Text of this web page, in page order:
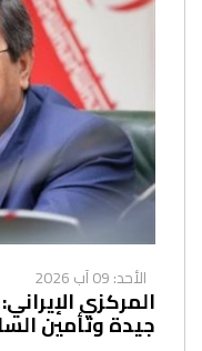
الأحد: 09 آب 2026
المركزي
جيدة وتأمين